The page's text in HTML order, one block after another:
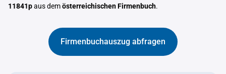
11841paus demösterreichischen Firmenbuch.
Firmenbuchauszug abfragen